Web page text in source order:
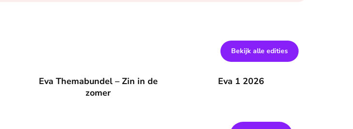
Bekijk alle edities
Eva Themabundel – Zin in de
zomer
Eva Themabundel – Zin in de zomer Eva 1 2026